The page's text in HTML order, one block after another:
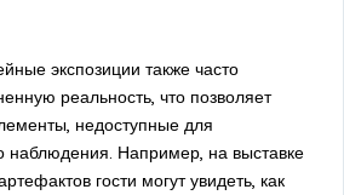
экспозиции также часто
реальность, что позволяет
недоступные для
наблюдения. Например, на выставке
гости могут увидеть, как